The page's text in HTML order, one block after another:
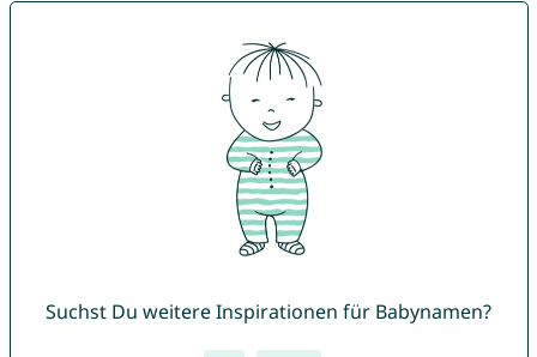
Suchst Du weitere Inspirationen für Babynamen?